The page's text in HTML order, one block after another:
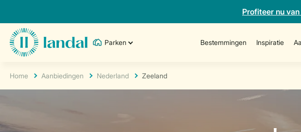
Profiteer nu
Parken Bestemmingen Inspiratie
Home Aanbiedingen Nederland Zeeland